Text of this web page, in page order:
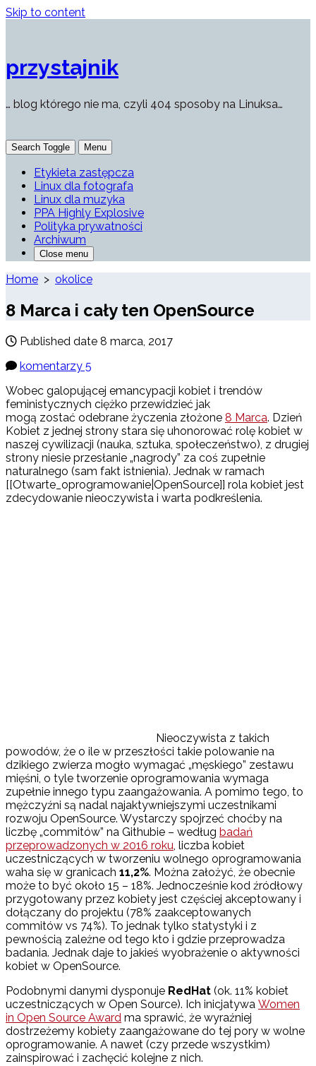
Skip to content
przystajnik
… blog którego nie ma, czyli 404 sposoby na Linuksa…
Search Toggle Menu
Etykieta zastępcza
Linux dla fotografa
Linux dla muzyka
PPA Highly Explosive
Polityka prywatności
Archiwum
Close menu
Home > okolice
8 Marca i cały ten OpenSource
Published date 8 marca, 2017
komentarzy 5
Wobec galopującej emancypacji kobiet i trendów
feministycznych ciężko przewidzieć jak
mogą zostać odebrane życzenia złożone 8 Marca. Dzień
Kobiet z jednej strony stara się uhonorować rolę kobiet w
naszej cywilizacji (nauka, sztuka, społeczeństwo), z drugiej
strony niesie przesłanie „nagrody” za coś zupełnie
naturalnego (sam fakt istnienia). Jednak w ramach
[[Otwarte_oprogramowanie|OpenSource]] rola kobiet jest
zdecydowanie nieoczywista i warta podkreślenia.
Nieoczywista z takich
powodów, że o ile w przeszłości takie polowanie na
dzikiego zwierza mogło wymagać „męskiego” zestawu
mięśni, o tyle tworzenie oprogramowania wymaga
zupełnie innego typu zaangażowania. A pomimo tego, to
mężczyźni są nadal najaktywniejszymi uczestnikami
rozwoju OpenSource. Wystarczy spojrzeć choćby na
liczbę „commitów” na Githubie – według badań
przeprowadzonych w 2016 roku, liczba kobiet
uczestniczących w tworzeniu wolnego oprogramowania
waha się w granicach 11,2%. Można założyć, że obecnie
może to być około 15 – 18%. Jednocześnie kod źródłowy
przygotowany przez kobiety jest częściej akceptowany i
dołączany do projektu (78% zaakceptowanych
commitów vs 74%). To jednak tylko statystyki i z
pewnością zależne od tego kto i gdzie przeprowadza
badania. Jednak daje to jakieś wyobrażenie o aktywności
kobiet w OpenSource.
Podobnymi danymi dysponuje RedHat (ok. 11% kobiet
uczestniczących w Open Source). Ich inicjatywa Women
in Open Source Award ma sprawić, że wyraźniej
dostrzeżemy kobiety zaangażowane do tej pory w wolne
oprogramowanie. A nawet (czy przede wszystkim)
zainspirować i zachęcić kolejne z nich.